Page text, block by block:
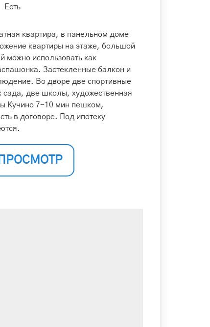
Есть
квартира, в панельном доме
квартиры на этаже, большой
можно использовать как
Застекленные балкон и
Во дворе две спортивные
две школы, художественная
Кучино 7-10 мин пешком,
в договоре. Под ипотеку